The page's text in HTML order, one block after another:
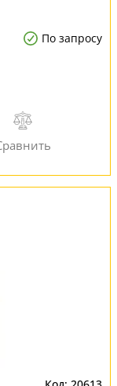
По запросу